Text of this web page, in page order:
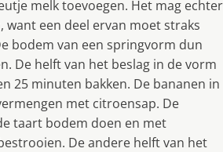
melk toevoegen. Het mag echter
want een deel ervan moet straks
bodem van een springvorm dun
De helft van het beslag in de vorm
25 minuten bakken. De bananen in
met citroensap. De
taart bodem doen en met
De andere helft van het